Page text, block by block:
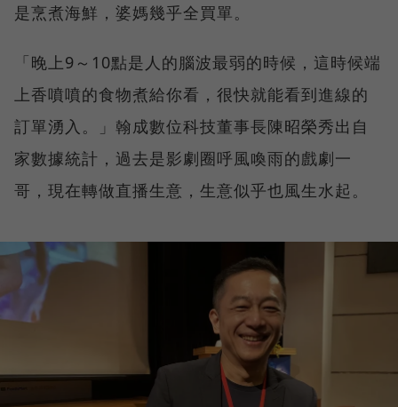
是烹煮海鮮，婆媽幾乎全買單。
「晚上9～10點是人的腦波最弱的時候，這時候端
上香噴噴的食物煮給你看，很快就能看到進線的
訂單湧入。」翰成數位科技董事長陳昭榮秀出自
家數據統計，過去是影劇圈呼風喚雨的戲劇一
哥，現在轉做直播生意，生意似乎也風生水起。